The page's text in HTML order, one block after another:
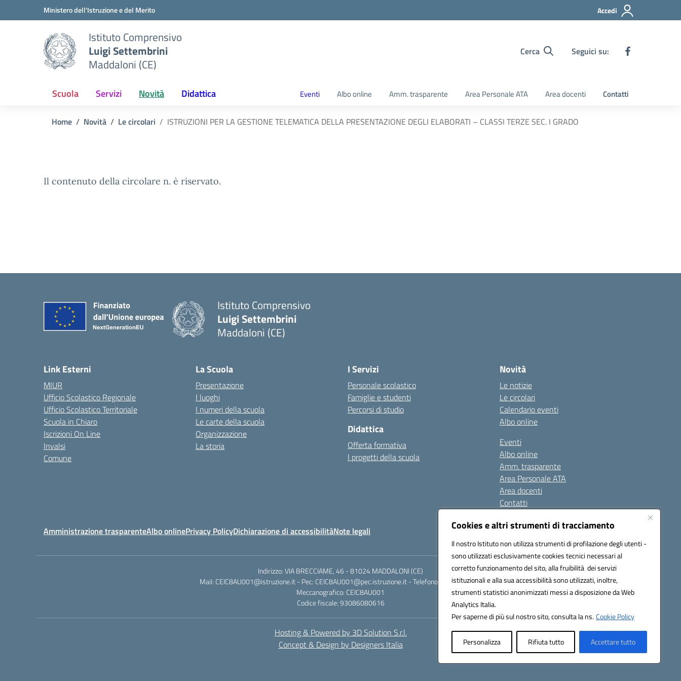
Cookies e altri strumenti di tracciamento
Il nostro Istituto non utilizza strumenti di profilazione degli utenti -
sono utilizzati esclusivamente cookies tecnici necessari al
corretto funzionamento del sito, alla fruibilità dei servizi
istituzionali e alla sua accessibilità sono utilizzati, inoltre,
strumenti statistici anonimizzati messi a disposizione da Web
Analytics Italia.
Per saperne di più sul nostro sito, consulta la ns.Cookie Policy
Personalizza Rifiuta tutto Accettare tutto
Vai ai contenuti
Vai al menu di navigazioneMinistero dell'Istruzione e del Merito Accedi
Istituto Comprensivo
Luigi Settembrini
Maddaloni (CE)
Cerca Seguici su:
Scuola Servizi Novità Didattica Eventi Albo online Amm. trasparente Area Personale ATA Area docenti Contatti
Home Novità Le circolari ISTRUZIONI PER LA GESTIONE TELEMATICA DELLA PRESENTAZIONE DEGLI ELABORATI – CLASSI TERZE SEC. I GRADO
Il contenuto della circolare n. è riservato.
Istituto Comprensivo
Luigi Settembrini
Maddaloni (CE)
Link Esterni
MIUR
Ufficio Scolastico Regionale
Ufficio Scolastico Territoriale
Scuola in Chiaro
Iscrizioni On Line
Invalsi
Comune
La Scuola
Presentazione
I luoghi
I numeri della scuola
Le carte della scuola
Organizzazione
La storia
I Servizi
Personale scolastico
Famiglie e studenti
Percorsi di studio
Didattica
Offerta formativa
I progetti della scuola
Novità
Le notizie
Le circolari
Calendario eventi
Albo online
Eventi
Albo online
Amm. trasparente
Area Personale ATA
Area docenti
Contatti
Amministrazione trasparenteAlbo onlinePrivacy PolicyDichiarazione di accessibilitàNote legali
Indirizzo: VIA BRECCIAME, 46 - 81024 MADDALONI (CE)
Mail: CEIC8AU001@istruzione.it - Pec: CEIC8AU001@pec.istruzione.it - Telefono: 0823408721
Meccanografico: CEIC8AU001
Codice fiscale: 93086080616
Hosting & Powered by 3D Solution S.r.l.
Concept & Design by Designers Italia